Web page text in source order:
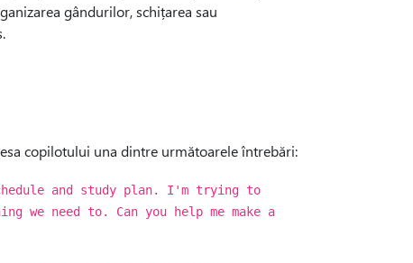
gândurilor, schițarea sau
copilotului una dintre următoarele întrebări:
and study plan. I'm trying to
we need to. Can you help me make a